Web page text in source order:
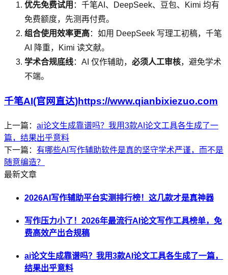
优先免费试用 ：千笔AI、DeepSeek、豆包、Kimi 均有
免费额度，先测再付费。
组合使用效率更高：如用 DeepSeek 写理工初稿，千笔
AI 降重，Kimi 读文献。
学术合规底线：AI 仅作辅助， 必须人工审核，避免学术
不端。
千笔AI(官网直达)https://www.qianbixiezuo.com
上一篇： ai论文生成靠谱吗？我用3款AI论文工具各生成了一
篇，结果出乎意料
下一篇： 有哪些AI写作辅助软件是真的坚守学术严谨，而不是
随意编造？
最新文章
2026AI写作辅助平台实测排行榜！这几款才是真神器
写作压力小了！2026年最流行AI论文写作工具榜单，免
费高效产出合规稿
ai论文生成靠谱吗？我用3款AI论文工具各生成了一篇，
结果出乎意料